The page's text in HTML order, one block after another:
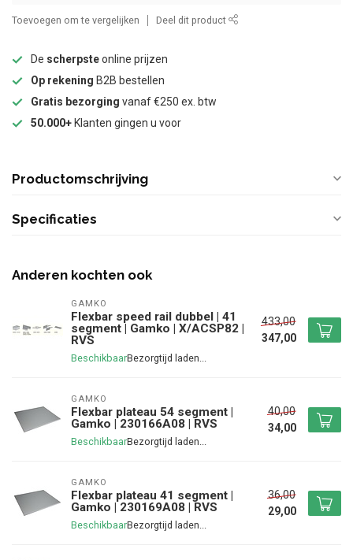
Toevoegen om te vergelijken Deel dit product
De scherpsteonline prijzen
Op rekening B2B bestellen
Gratis bezorging vanaf €250 ex. btw
50.000+ Klanten gingen u voor
Productomschrijving
Specificaties
Anderen kochten ook
GAMKO
Flexbar speed rail dubbel | 41
segment | Gamko | X/ACSP82 |
RVS
Beschikbaar
433,00
347,00
GAMKO
Flexbar plateau 54 segment |
Gamko | 230166A08 | RVS
Beschikbaar
40,00
34,00
GAMKO
Flexbar plateau 41 segment |
Gamko | 230169A08 | RVS
Beschikbaar
36,00
29,00